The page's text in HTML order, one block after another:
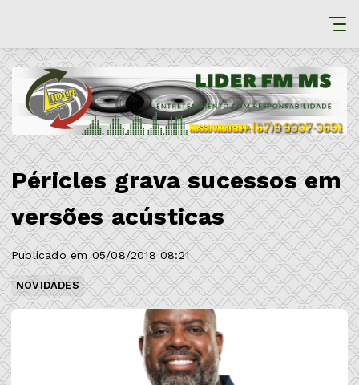
Péricles grava sucessos em
versões acústicas
Publicado em 05/08/2018 08:21
NOVIDADES